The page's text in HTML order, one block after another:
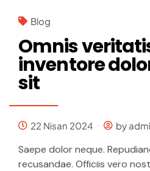
Blog
Omnis
inventore
sit
22 Nisan 2024 by
Saepe dolor neque.
recusandae. Officiis vero